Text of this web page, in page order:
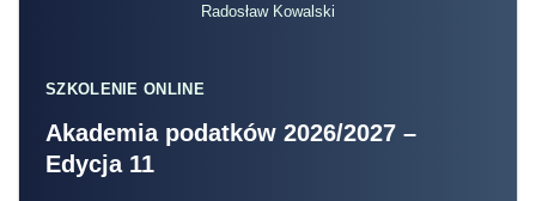
Radosław Kowalski
SZKOLENIE ONLINE
Akademia podatków 2026/2027 –
Edycja 11